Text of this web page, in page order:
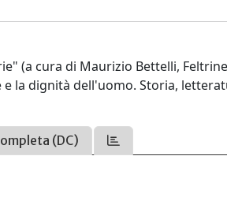
(a cura di Maurizio Bettelli,
la dignità dell'uomo. Storia,
(DC)